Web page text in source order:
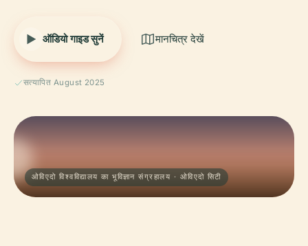
ऑडियो गाइड सुनें मानचित्र देखें
सत्यापित August 2025
ओविएदो विश्वविद्यालय का भूविज्ञान संग्रहालय · ओविएदो सिटी